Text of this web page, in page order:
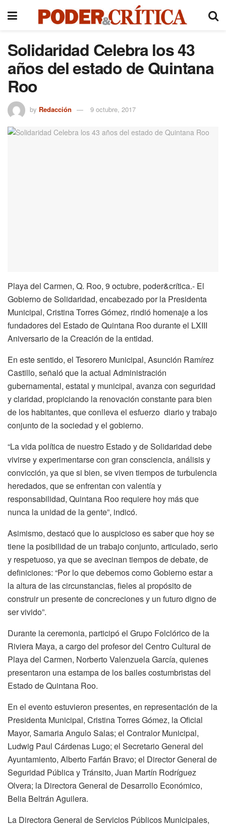
Solidaridad Celebra los 43
años del estado de Quintana
Roo
by Redacción 9 octubre, 2017
Playa del Carmen, Q. Roo, 9 octubre, poder&crítica.- El
Gobierno de Solidaridad, encabezado por la Presidenta
Municipal, Cristina Torres Gómez, rindió homenaje a los
fundadores del Estado de Quintana Roo durante el LXIII
Aniversario de la Creación de la entidad.
En este sentido, el Tesorero Municipal, Asunción Ramírez
Castillo, señaló que la actual Administración
gubernamental, estatal y municipal, avanza con seguridad
y claridad, propiciando la renovación constante para bien
de los habitantes, que conlleva el esfuerzo diario y trabajo
conjunto de la sociedad y el gobierno.
“La vida política de nuestro Estado y de Solidaridad debe
vivirse y experimentarse con gran consciencia, análisis y
convicción, ya que si bien, se viven tiempos de turbulencia
heredados, que se enfrentan con valentía y
responsabilidad, Quintana Roo requiere hoy más que
nunca la unidad de la gente”, indicó.
Asimismo, destacó que lo auspicioso es saber que hoy se
tiene la posibilidad de un trabajo conjunto, articulado, serio
y respetuoso, ya que se avecinan tiempos de debate, de
definiciones: “Por lo que debemos como Gobierno estar a
la altura de las circunstancias, fieles al propósito de
construir un presente de concreciones y un futuro digno de
ser vivido”.
Durante la ceremonia, participó el Grupo Folclórico de la
Riviera Maya, a cargo del profesor del Centro Cultural de
Playa del Carmen, Norberto Valenzuela García, quienes
presentaron una estampa de los bailes costumbristas del
Estado de Quintana Roo.
En el evento estuvieron presentes, en representación de la
Presidenta Municipal, Cristina Torres Gómez, la Oficial
Mayor, Samaria Angulo Salas; el Contralor Municipal,
Ludwig Paul Cárdenas Lugo; el Secretario General del
Ayuntamiento, Alberto Farfán Bravo; el Director General de
Seguridad Pública y Tránsito, Juan Martín Rodríguez
Olvera; la Directora General de Desarrollo Económico,
Belia Beltrán Aguilera.
La Directora General de Servicios Públicos Municipales,